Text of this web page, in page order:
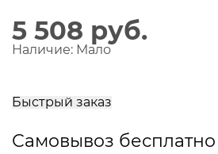
5 508 руб.
Наличие: Мало
Быстрый заказ
Самовывоз